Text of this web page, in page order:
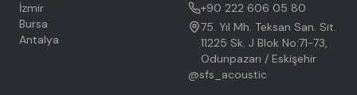
İzmir
Bursa
Antalya
+90 222 606 05 80
75. Yıl Mh. Teksan San. Sit.
11225 Sk. J Blok No:71-73,
Odunpazarı / Eskişehir
@sfs_acoustic